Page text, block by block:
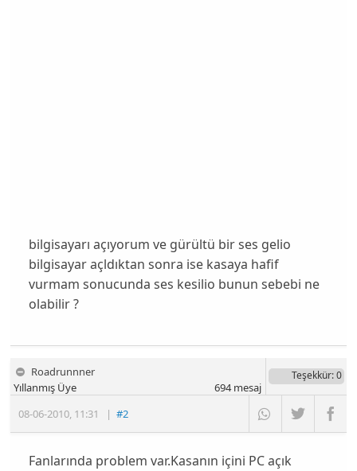
bilgisayarı açıyorum ve gürültü bir ses gelio
bilgisayar açldıktan sonra ise kasaya hafif
vurmam sonucunda ses kesilio bunun sebebi ne
olabilir ?
Roadrunnner
08-06-2010, 11:31 |#2
Yıllanmış Üye
Teşekkür: 0
694mesaj
Fanlarında problem var.Kasanın içini PC açık